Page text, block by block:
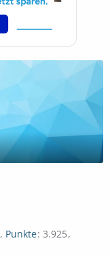
Punkte 3.925